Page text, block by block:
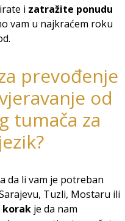
i zatražite ponudu
vam u najkraćem roku
prevođenje
od
tumača za
da li vam je potreban
Tuzli, Mostaru ili
korak je da nam